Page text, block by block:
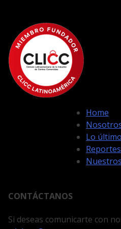
Home
Lo último
CONTÁCTANOS
Si deseas comunicarte con